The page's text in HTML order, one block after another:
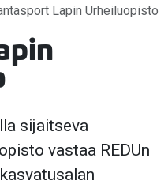
Lapin Urheiluopisto
sijaitseva
vastaa REDUn